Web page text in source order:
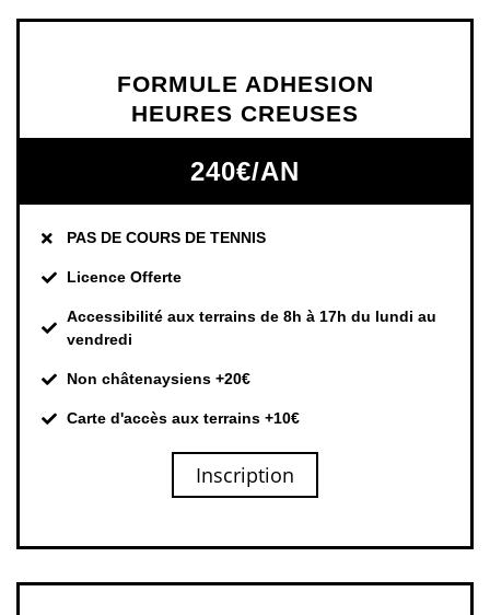
FORMULE ADHESION
HEURES CREUSES
240€/AN
PAS DE COURS DE TENNIS
Licence Offerte
Accessibilité aux terrains de 8h à 17h du lundi au
vendredi
Non châtenaysiens +20€
Carte d'accès aux terrains +10€
Inscription